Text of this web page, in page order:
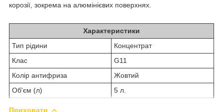
корозії, зокрема на алюмінієвих поверхнях.
Характеристики
Тип рідини
Концентрат
Клас
G11
Колір антифриза
Жовтий
Об'єм (л)
5 л.
Приховати